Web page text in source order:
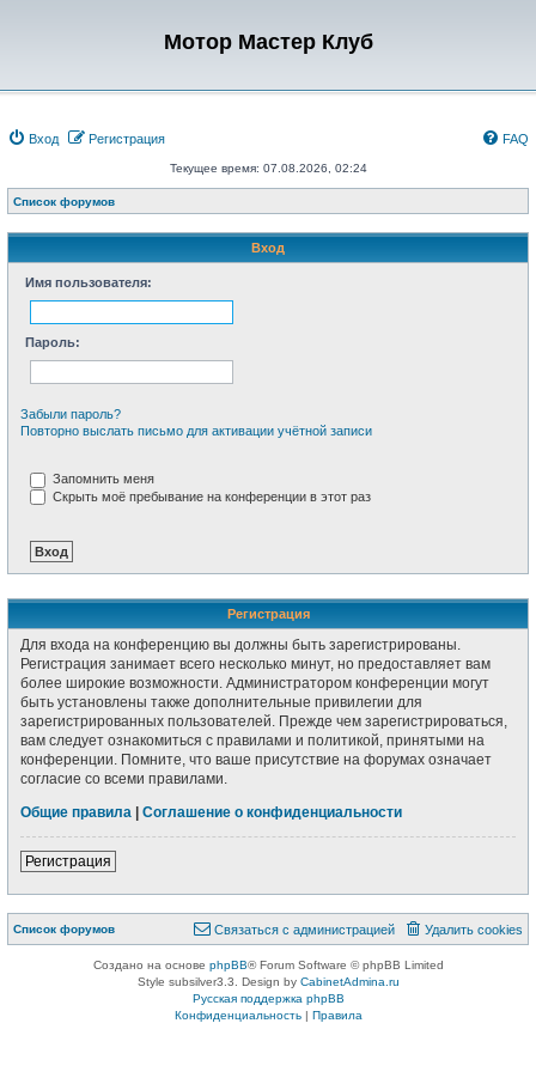
Мотор Мастер Клуб
Вход Регистрация FAQ
Текущее время: 07.08.2026, 02:24
Список форумов
Вход
Имя пользователя:
Пароль:
Забыли пароль?
Повторно выслать письмо для активации учётной записи
Запомнить меня
Скрыть моё пребывание на конференции в этот раз
Регистрация
Для входа на конференцию вы должны быть зарегистрированы.
Регистрация занимает всего несколько минут, но предоставляет вам
более широкие возможности. Администратором конференции могут
быть установлены также дополнительные привилегии для
зарегистрированных пользователей. Прежде чем зарегистрироваться,
вам следует ознакомиться с правилами и политикой, принятыми на
конференции. Помните, что ваше присутствие на форумах означает
согласие со всеми правилами.
Общие правила
Соглашение о конфиденциальности
Регистрация
Список форумов Удалить cookies
Связаться с администрацией
Создано на основе phpBB® Forum Software © phpBB Limited
Style subsilver3.3. Design by CabinetAdmina.ru
Русская поддержка phpBB
Конфиденциальность| Правила